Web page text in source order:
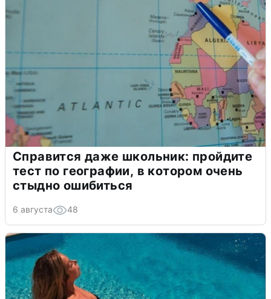
Справится даже школьник: пройдите
тест по географии, в котором очень
стыдно ошибиться
6 августа 48